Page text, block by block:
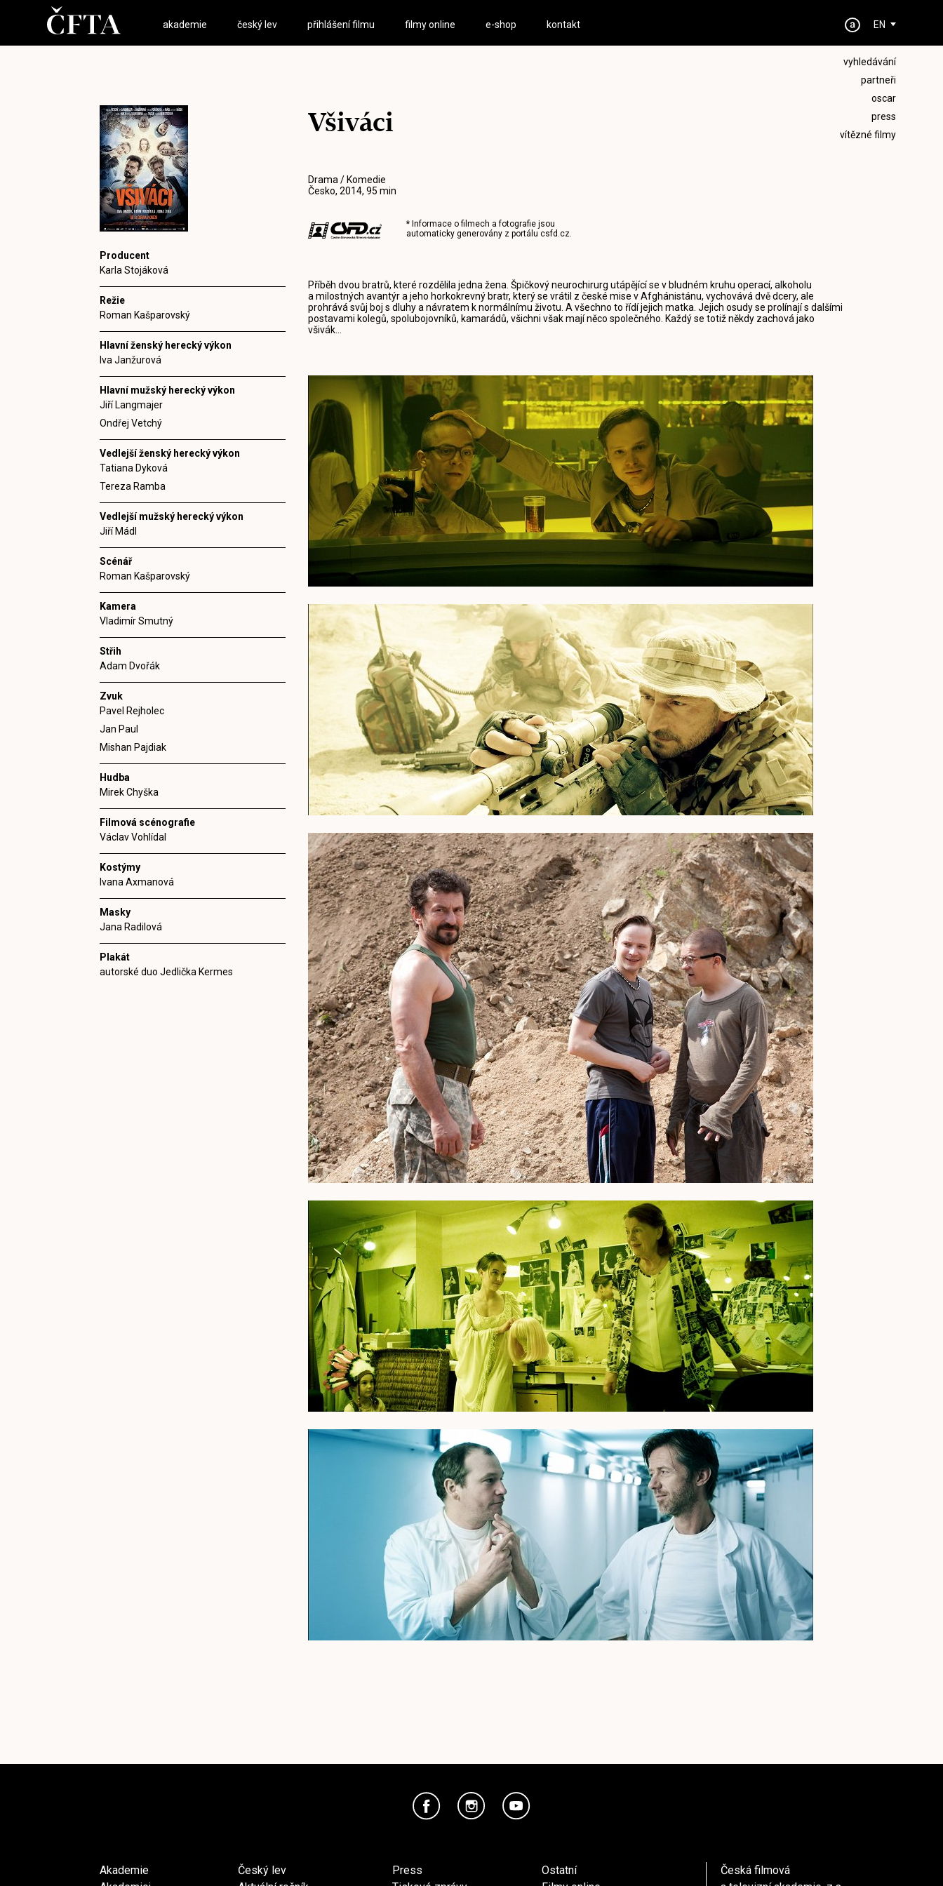
akademie český lev přihlášení filmu filmy online e-shop kontakt EN
vyhledávání
partneři
oscar
press
vítězné filmy
Producent
Karla Stojáková
Režie
Roman Kašparovský
Hlavní ženský herecký výkon
Iva Janžurová
Hlavní mužský herecký výkon
Jiří Langmajer
Ondřej Vetchý
Vedlejší ženský herecký výkon
Tatiana Dyková
Tereza Ramba
Vedlejší mužský herecký výkon
Jiří Mádl
Scénář
Roman Kašparovský
Kamera
Vladimír Smutný
Střih
Adam Dvořák
Zvuk
Pavel Rejholec
Jan Paul
Mishan Pajdiak
Hudba
Mirek Chyška
Filmová scénografie
Václav Vohlídal
Kostýmy
Ivana Axmanová
Masky
Jana Radilová
Plakát
autorské duo Jedlička Kermes
Všiváci
Drama / Komedie
Česko, 2014, 95 min
* Informace o filmech a fotografie jsou
automaticky generovány z portálu csfd.cz.
Příběh dvou bratrů, které rozdělila jedna žena. Špičkový neurochirurg utápějící se v bludném kruhu operací, alkoholu
a milostných avantýr a jeho horkokrevný bratr, který se vrátil z české mise v Afghánistánu, vychovává dvě dcery, ale
prohrává svůj boj s dluhy a návratem k normálnímu životu. A všechno to řídí jejich matka. Jejich osudy se prolínají s dalšími
postavami kolegů, spolubojovníků, kamarádů, všichni však mají něco společného. Každý se totiž někdy zachová jako
všivák...
Akademie
Český lev
Press
Ostatní
Česká filmová